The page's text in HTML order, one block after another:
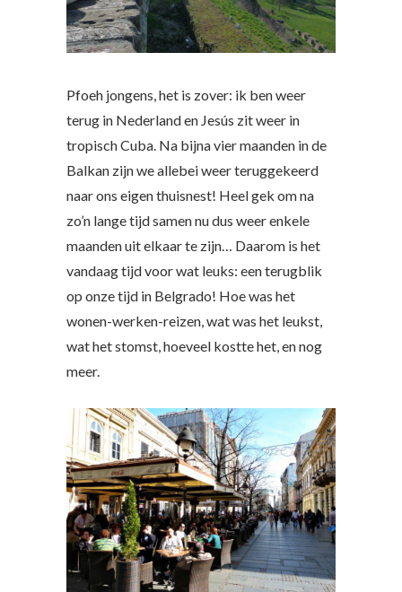
Pfoeh jongens, het is zover: ik ben weer
terug in Nederland en Jesús zit weer in
tropisch Cuba. Na bijna vier maanden in de
Balkan zijn we allebei weer teruggekeerd
naar ons eigen thuisnest! Heel gek om na
zo’n lange tijd samen nu dus weer enkele
maanden uit elkaar te zijn… Daarom is het
vandaag tijd voor wat leuks: een terugblik
op onze tijd in Belgrado! Hoe was het
wonen-werken-reizen, wat was het leukst,
wat het stomst, hoeveel kostte het, en nog
meer.